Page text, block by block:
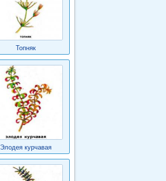
Топняк
Элодея курчавая